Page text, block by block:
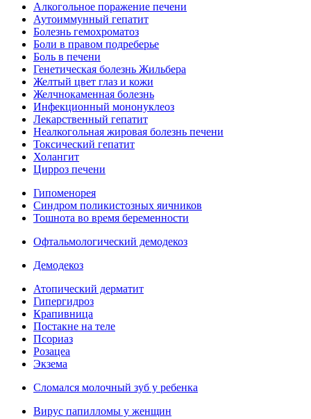
Алкогольное поражение печени
Аутоиммунный гепатит
Болезнь гемохроматоз
Боли в правом подреберье
Боль в печени
Генетическая болезнь Жильбера
Желтый цвет глаз и кожи
Желчнокаменная болезнь
Инфекционный мононуклеоз
Лекарственный гепатит
Неалкогольная жировая болезнь печени
Токсический гепатит
Холангит
Цирроз печени
Гипоменорея
Синдром поликистозных яичников
Тошнота во время беременности
Офтальмологический демодекоз
Демодекоз
Атопический дерматит
Гипергидроз
Крапивница
Постакне на теле
Псориаз
Розацеа
Экзема
Сломался молочный зуб у ребенка
Вирус папилломы у женщин